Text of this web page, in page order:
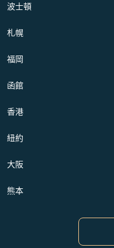
波士頓
札幌
福岡
函館
香港
紐約
大阪
熊本